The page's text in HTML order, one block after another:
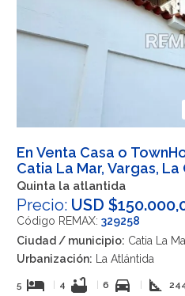
En Venta Casa o
Catia La Mar, Vargas, La
Quinta la atlantida
Precio: USD
Código REMAX: 329258
Ciudad / municipio: Catia La
Urbanización: La Atlántida
5 hotel 4 bathtub 6 directions_car square_foot